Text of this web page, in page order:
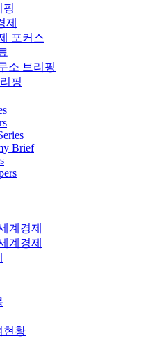
핑
제
포커스
소 브리핑
핑
Brief
계경제
계경제
현황